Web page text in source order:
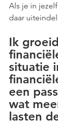
Als je in
daar
Ik
situatie
een
wat
lasten